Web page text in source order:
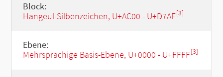
Block:
Hangeul-Silbenzeichen, U+AC00 - U+D7AF[3]
Ebene:
Mehrsprachige Basis-Ebene, U+0000 - U+FFFF[3]